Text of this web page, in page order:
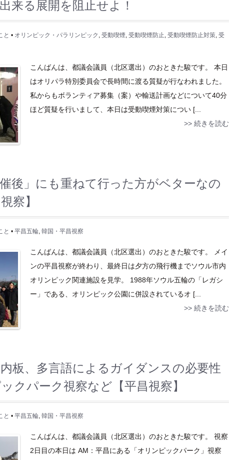
来る展開を阻止せよ！
と • オリンピック・パラリンピック , 受動喫煙, 受動喫煙防止, 受動喫煙防止対策, 受
こんばんは、都議会議員（北区選出）のおときた駿です。 本日
はオリパラ特別委員会で長時間に渡る質疑が行なわれました。
私からもボランティア募集（案）や輸送計画などについて40分
ほど質疑を行いまして、本日は受動喫煙対策につい [...
>> 続きを読む
後」にも重ねて行った方がベターなの
察】
と • 平昌五輪, 韓国・平昌視察
こんばんは、都議会議員（北区選出）のおときた駿です。 メイ
ンの平昌視察が終わり、最終日は夕方の飛行機までソウル市内
オリンピック関連施設を見学。 1988年ソウル五輪の「レガシ
ー」である、オリンピック公園に併設されているオ [...
>> 続きを読む
板、多言語によるガイダンスの必要性
クパーク視察など【平昌視察】
と • 平昌五輪, 韓国・平昌視察
こんばんは、都議会議員（北区選出）のおときた駿です。 視察
2日目の本日は AM：平昌にある「オリンピックパーク」視察